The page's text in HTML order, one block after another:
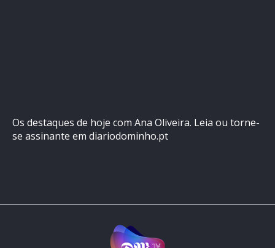
Os destaques de hoje com Ana Oliveira. Leia ou torne-
se assinante em diariodominho.pt